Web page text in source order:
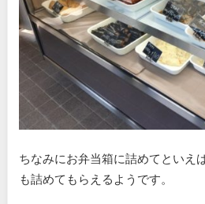
ちなみにお弁当箱に詰めてといえ
も詰めてもらえるようです。